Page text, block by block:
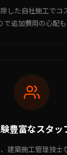
した自社施工でコ
追加費用の心配も
豊富なスタッ
建築施工管理技士